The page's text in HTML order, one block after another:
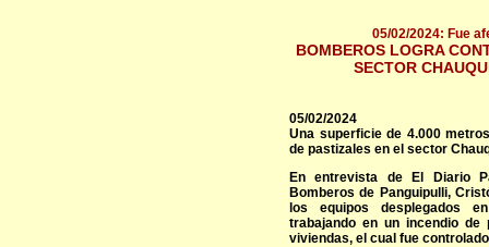
05/02/2024: Fue
BOMBEROS LOGRA
SECTOR
05/02/2024
Una superficie de 4.000
de pastizales en el sector
En entrevista de El Diario
Bomberos de Panguipulli,
los equipos desplegados
trabajando en un incendio de
viviendas, el cual fue controlado